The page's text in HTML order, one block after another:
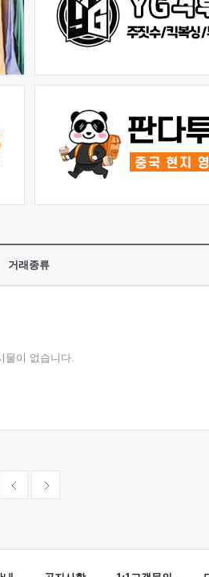
거래종류
물이 없습니다.